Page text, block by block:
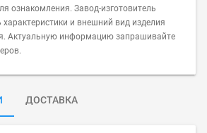
ознакомления. Завод-изготовитель
и внешний вид изделия
Актуальную информацию запрашивайте
ДОСТАВКА